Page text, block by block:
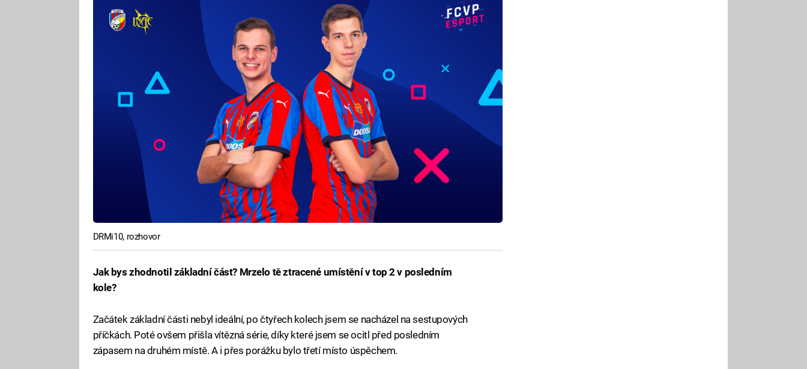
DRMi10, rozhovor
Jak bys zhodnotil základní část? Mrzelo tě ztracené umístění v top 2 v posledním
kole?
Začátek základní části nebyl ideální, po čtyřech kolech jsem se nacházel na sestupových
příčkách. Poté ovšem přišla vítězná série, díky které jsem se ocitl před posledním
zápasem na druhém místě. A i přes porážku bylo třetí místo úspěchem.